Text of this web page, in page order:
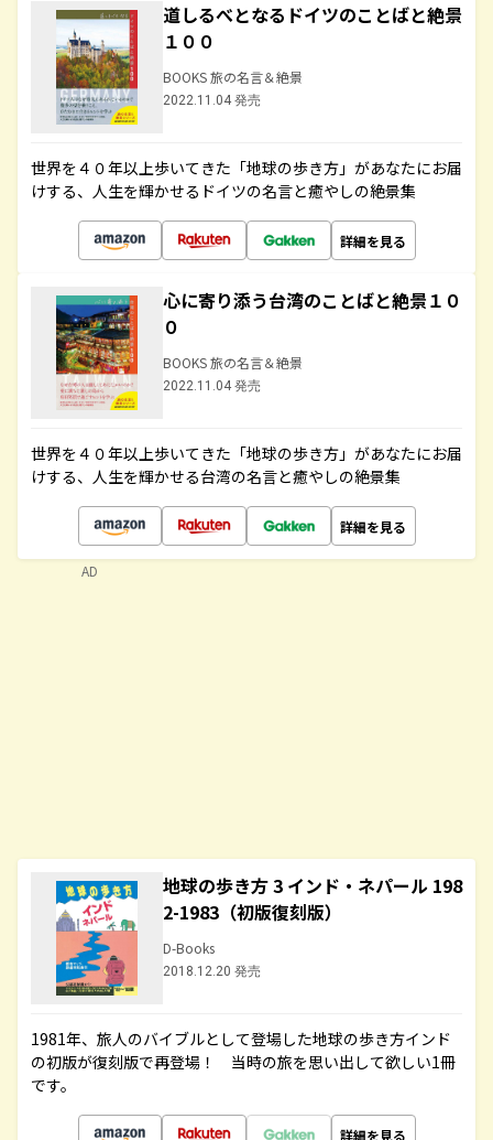
道しるべとなるドイツのことばと絶景
１００
BOOKS 旅の名言＆絶景
2022.11.04 発売
世界を４０年以上歩いてきた「地球の歩き方」があなたにお届
けする、人生を輝かせるドイツの名言と癒やしの絶景集
詳細を見る
心に寄り添う台湾のことばと絶景１０
０
BOOKS 旅の名言＆絶景
2022.11.04 発売
世界を４０年以上歩いてきた「地球の歩き方」があなたにお届
けする、人生を輝かせる台湾の名言と癒やしの絶景集
詳細を見る
地球の歩き方 3 インド・ネパール 198
2-1983（初版復刻版）
D-Books
2018.12.20 発売
1981年、旅人のバイブルとして登場した地球の歩き方インド
の初版が復刻版で再登場！ 当時の旅を思い出して欲しい1冊
です。
詳細を見る
AD